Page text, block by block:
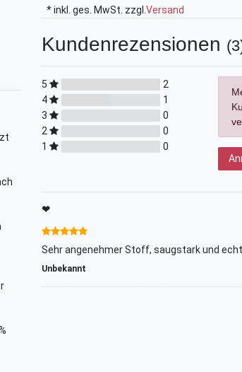
* inkl. ges. MwSt. zzgl.Versand
Kundenrezensionen
5
2
4
1
3
0
2
0
1
0
❤
Sehr angenehmer Stoff, saugstark und
Unbekannt